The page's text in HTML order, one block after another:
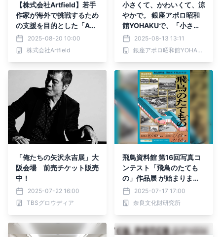
【株式会社Artfield】若手
作家が海外で挑戦するため
の支援を目的とした「AS
UEチャリティーアートオ
ークション Vol. 2」を、11
月26日（水）より代官山
2025-08-20 10:00
株式会社Artfield
小さくて、かわいくて、涼
やかで。 銀座アポロ昭和
館YOHAKUで、「小さな
夏猫展」を開催
2025-08-13 13:11
銀座アポロ昭和館YOHAKU
「俺たちの矢沢永吉展」大
阪会場 前売チケット販売
中！
2025-07-22 16:00
TBSグロウディア
飛鳥資料館 第16回写真コ
ンテスト「飛鳥のたても
の」作品展 が始まりま
す！2025-07-17 17:00
奈良文化財研究所